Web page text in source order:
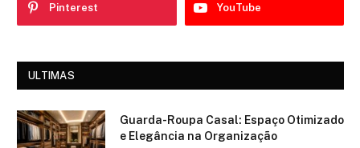
Pinterest YouTube
ULTIMAS
Guarda-Roupa Casal: Espaço Otimizado
e Elegância na Organização